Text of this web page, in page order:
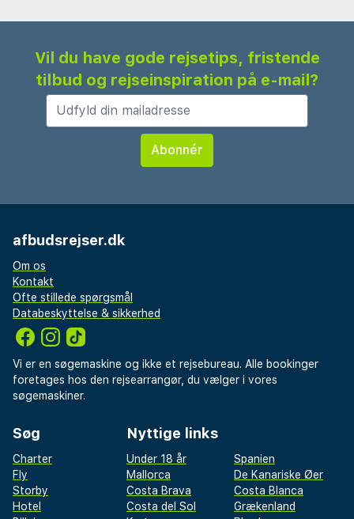
Vil du have gode rejsetips, fristende
tilbud og rejseinspiration på e-mail?
afbudsrejser.dk
Om os
Kontakt
Ofte stillede spørgsmål
Databeskyttelse & sikkerhed
Vi er en søgemaskine og ikke et rejsebureau. Alle bookinger
foretages hos den rejsearrangør, du vælger i vores
søgemaskiner.
Søg
Charter
Fly
Storby
Hotel
Nyttige links
Under 18 år
Spanien
Mallorca
De Kanariske Øer
Costa Brava
Costa Blanca
Costa del Sol
Grækenland